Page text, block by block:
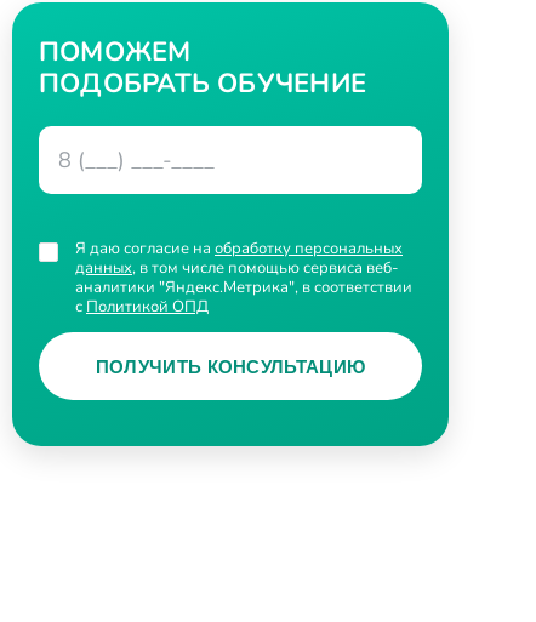
ПОМОЖЕМ
ПОДОБРАТЬ ОБУЧЕНИЕ
Я даю согласие на обработку персональных
данных, в том числе помощью сервиса веб-
аналитики "Яндекс.Метрика", в соответствии
с Политикой ОПД
ПОЛУЧИТЬ КОНСУЛЬТАЦИЮ